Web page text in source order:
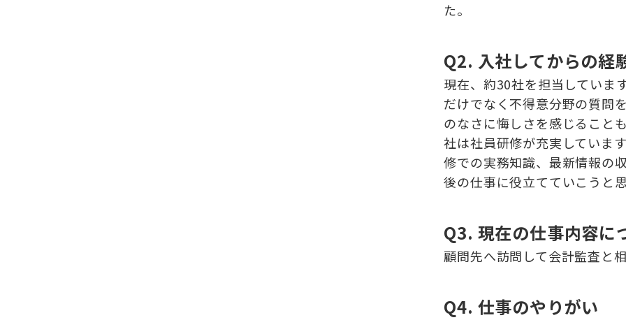
た。
Q2. 入社してからの経
現在、約30社を担当していま
だけでなく不得意分野の質問
のなさに悔しさを感じること
社は社員研修が充実していま
修での実務知識、最新情報の
後の仕事に役立てていこうと
Q3. 現在の仕事内容に
顧問先へ訪問して会計監査と
Q4. 仕事のやりがい